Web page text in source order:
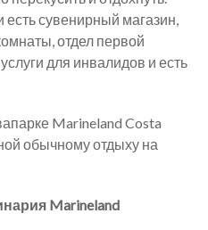
сувенирный магазин,
отдел первой
для инвалидов и есть
Marineland Costa
обычному отдыху на
Marineland